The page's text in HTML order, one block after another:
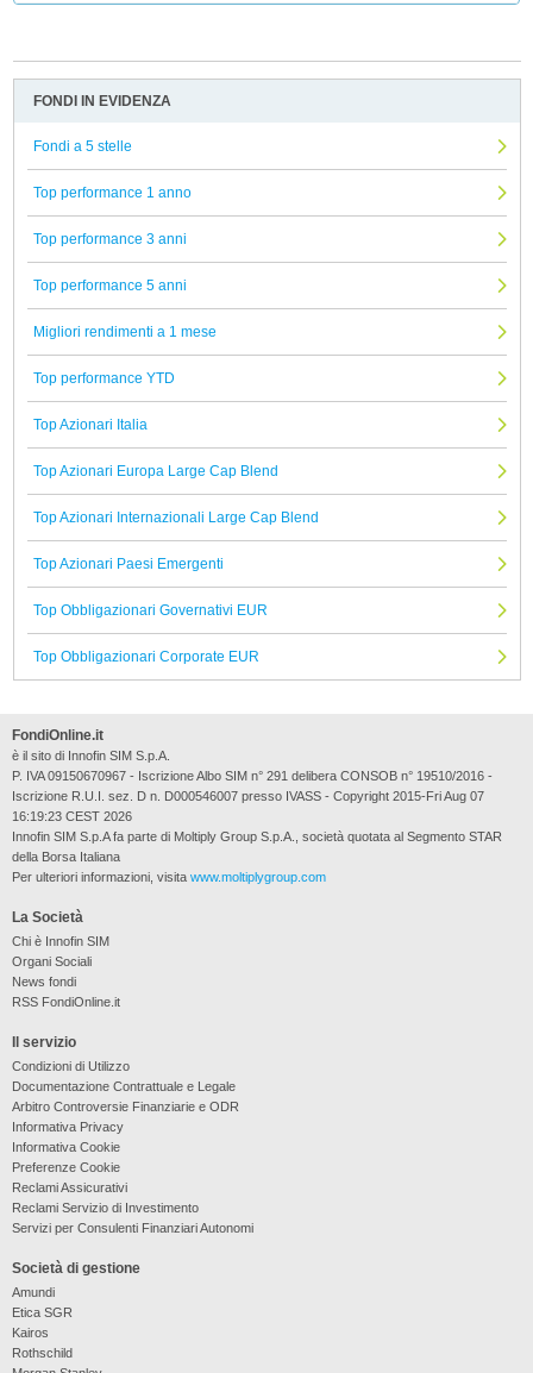
FONDI IN EVIDENZA
Fondi a 5 stelle
Top performance 1 anno
Top performance 3 anni
Top performance 5 anni
Migliori rendimenti a 1 mese
Top performance YTD
Top Azionari Italia
Top Azionari Europa Large Cap Blend
Top Azionari Internazionali Large Cap Blend
Top Azionari Paesi Emergenti
Top Obbligazionari Governativi EUR
Top Obbligazionari Corporate EUR
La Società
Chi è Innofin SIM
Organi Sociali
News fondi
RSS FondiOnline.it
Il servizio
Condizioni di Utilizzo
Documentazione Contrattuale e Legale
Arbitro Controversie Finanziarie e ODR
Informativa Privacy
Informativa Cookie
Preferenze Cookie
Reclami Assicurativi
Reclami Servizio di Investimento
Servizi per Consulenti Finanziari Autonomi
Società di gestione
Amundi
Etica SGR
Kairos
Rothschild
FondiOnline.it
è il sito di Innofin SIM S.p.A.
P. IVA 09150670967 - Iscrizione Albo SIM n° 291 delibera CONSOB n° 19510/2016 -
Iscrizione R.U.I. sez. D n. D000546007 presso IVASS - Copyright 2015-Fri Aug 07
16:19:23 CEST 2026
Innofin SIM S.p.A fa parte di Moltiply Group S.p.A., società quotata al Segmento STAR
della Borsa Italiana
Per ulteriori informazioni, visita www.moltiplygroup.com